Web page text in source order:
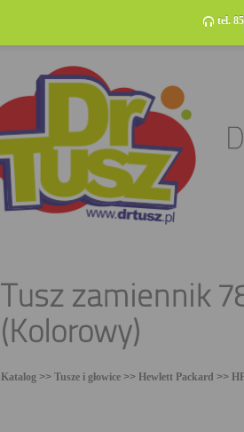
tel.
Tusz zamiennik
(Kolorowy)
Katalog >> Tusze i głowice >> Hewlett Packard >>